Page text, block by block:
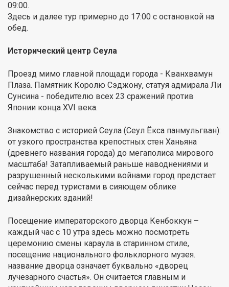
09:00.
Здесь и далее тур примерно до 17:00 с остановкой на
обед.
Исторический центр Сеула
Проезд мимо главной площади города - Кванхвамун
Плаза. Памятник Королю Сэджону, статуя адмирала Ли
Сунсина - победителю всех 23 сражений против
Японии конца XVI века.
Знакомство с историей Сеула (Сеул Ёкса панмульгван):
от узкого пространства крепостных стен Ханьяна
(древнего названия города) до мегаполиса мирового
масштаба! Затапливаемый раньше наводнениями и
разрушенный несколькими войнами город предстает
сейчас перед туристами в сияющем облике
дизайнерских зданий!
Посещение императорского дворца Кенбоккун –
каждый час с 10 утра здесь можно посмотреть
церемонию смены караула в старинном стиле,
посещение национального фольклорного музея.
название дворца означает буквально «дворец
лучезарного счастья». Он считается главным и